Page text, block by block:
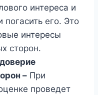
интереса и
погасить его. Это
интересы
сторон.
– При
проведет